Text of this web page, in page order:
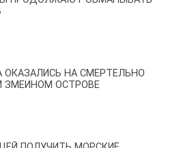
ОКАЗАЛИСЬ НА СМЕРТЕЛЬНО
ЗМЕИНОМ ОСТРОВЕ